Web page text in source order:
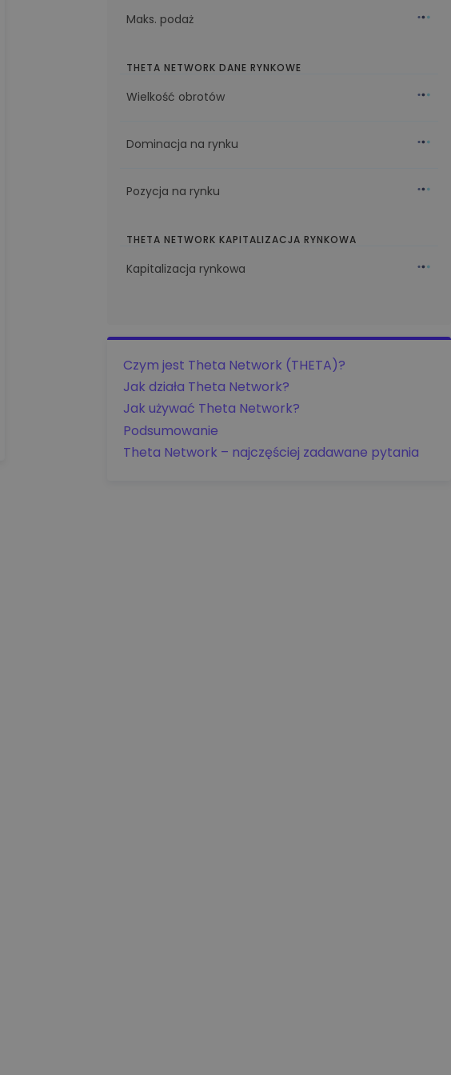
Maks. podaż
THETA NETWORK DANE RYNKOWE
Wielkość obrotów
Dominacja na rynku
Pozycja na rynku
THETA NETWORK KAPITALIZACJA RYNKOWA
Kapitalizacja rynkowa
Czym jest Theta Network (THETA)?
Jak działa Theta Network?
Jak używać Theta Network?
Podsumowanie
Theta Network – najczęściej zadawane pytania